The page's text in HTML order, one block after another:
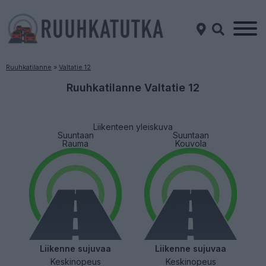
Ruuhkatilanne » Valtatie 12
Ruuhkatilanne Valtatie 12
Liikenteen yleiskuva
Suuntaan
Rauma
Liikenne sujuvaa
Keskinopeus
Suuntaan
Kouvola
Liikenne sujuvaa
Keskinopeus